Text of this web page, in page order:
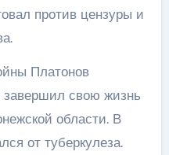
против цензуры и
Платонов
завершил свою жизнь
области. В
от туберкулеза.